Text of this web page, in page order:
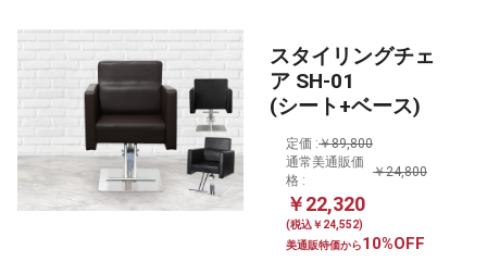
スタイリングチェ
ア SH-01
(シート+ベース)
定価 :￥89,800
通常美通販価
格 :
￥24,800
￥22,320
(税込￥24,552)
美通販特価から10%OFF